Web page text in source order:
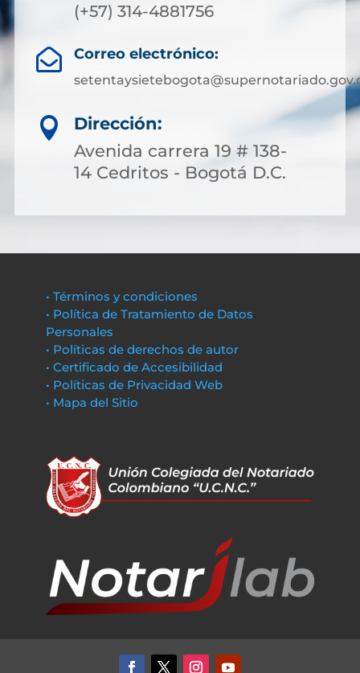
(+57) 314-4881756
 Correo electrónico:

Dirección:
Avenida carrera 19 # 138-
14 Cedritos - Bogotá D.C.
• Términos y condiciones
• Política de Tratamiento de Datos
Personales
• Políticas de derechos de autor
• Certificado de Accesibilidad
• Políticas de Privacidad Web
• Mapa del Sitio